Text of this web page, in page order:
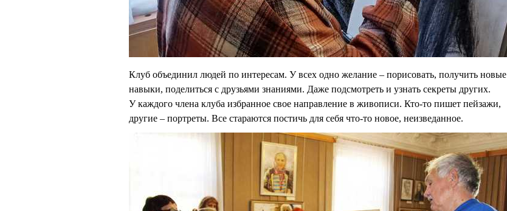
Клуб объединил людей по интересам. У всех одно желание – порисовать, получить новые
навыки, поделиться с друзьями знаниями. Даже подсмотреть и узнать секреты других.
У каждого члена клуба избранное свое направление в живописи. Кто-то пишет пейзажи,
другие – портреты. Все стараются постичь для себя что-то новое, неизведанное.